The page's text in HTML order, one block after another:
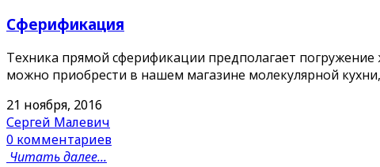
Сферификация
Техника прямой сферификации предполагает
можно приобрести в нашем магазине молекулярной
21 ноября, 2016
Сергей Малевич
0 комментариев
Читать далее...